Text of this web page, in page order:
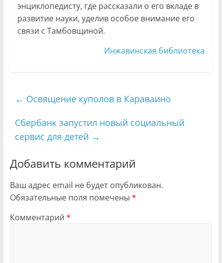
энциклопедисту, где рассказали о его вкладе в
развитие науки, уделив особое внимание его
связи с Тамбовщиной.
Инжавинская библиотека
← Освящение куполов в Караваино
Сбербанк запустил новый социальный
сервис для детей →
Добавить комментарий
Ваш адрес email не будет опубликован.
Обязательные поля помечены *
Комментарий *